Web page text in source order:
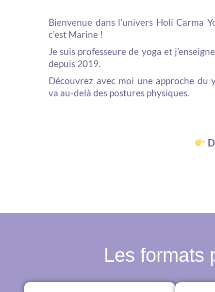
Bienvenue dans l’univers Holi Carma
c’est Marine !
Je suis professeure de yoga et
depuis 2019.
Découvrez avec moi une approche du
va au-delà des postures physiques.
Les formats